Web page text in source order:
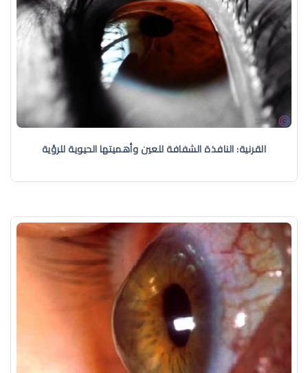
القرنية: النافذة الشفافة للعين وأهميتها الحيوية للرؤية